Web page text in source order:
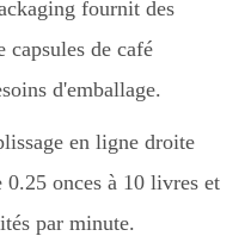
fournit des
capsules de café
d'emballage.
en ligne droite
0.25 onces à 10 livres et
par minute.